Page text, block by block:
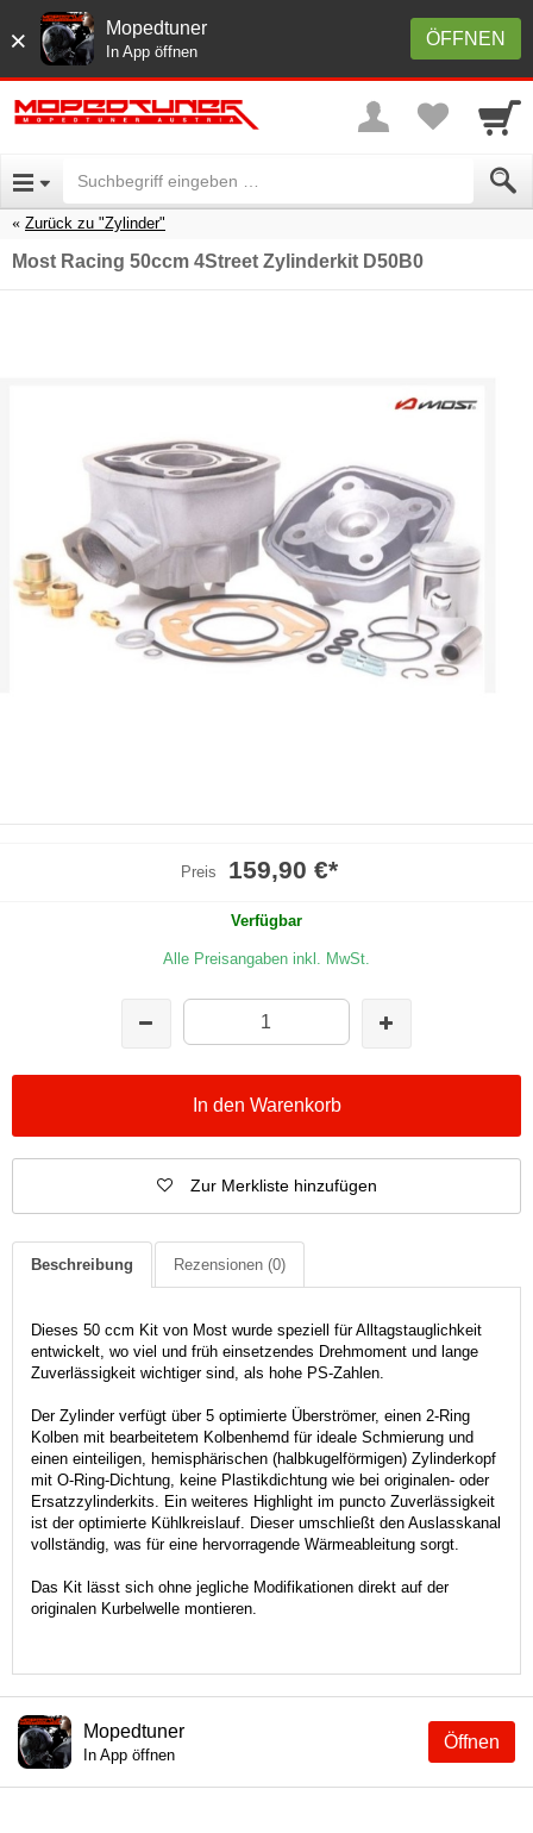
× ÖFFNEN
Mopedtuner
In App öffnen
Zurück zu "Zylinder"
Most Racing 50ccm 4Street Zylinderkit D50B0
Preis 159,90 €*
Verfügbar
Alle Preisangaben inkl. MwSt.
In den Warenkorb
Zur Merkliste hinzufügen
Beschreibung Rezensionen (0)
Dieses 50 ccm Kit von Most wurde speziell für Alltagstauglichkeit
entwickelt, wo viel und früh einsetzendes Drehmoment und lange
Zuverlässigkeit wichtiger sind, als hohe PS-Zahlen.
Der Zylinder verfügt über 5 optimierte Überströmer, einen 2-Ring
Kolben mit bearbeitetem Kolbenhemd für ideale Schmierung und
einen einteiligen, hemisphärischen (halbkugelförmigen) Zylinderkopf
mit O-Ring-Dichtung, keine Plastikdichtung wie bei originalen- oder
Ersatzzylinderkits. Ein weiteres Highlight im puncto Zuverlässigkeit
ist der optimierte Kühlkreislauf. Dieser umschließt den Auslasskanal
vollständig, was für eine hervorragende Wärmeableitung sorgt.
Das Kit lässt sich ohne jegliche Modifikationen direkt auf der
originalen Kurbelwelle montieren.
Öffnen
Mopedtuner
In App öffnen